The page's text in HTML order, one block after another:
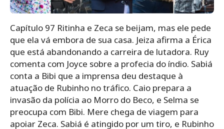
Capítulo 97 Ritinha e Zeca se beijam, mas ele pede
que ela vá embora de sua casa. Jeiza afirma a Érica
que está abandonando a carreira de lutadora. Ruy
comenta com Joyce sobre a profecia do índio. Sabiá
conta a Bibi que a imprensa deu destaque à
atuação de Rubinho no tráfico. Caio prepara a
invasão da polícia ao Morro do Beco, e Selma se
preocupa com Bibi. Mere chega de viagem para
apoiar Zeca. Sabiá é atingido por um tiro, e Rubinho